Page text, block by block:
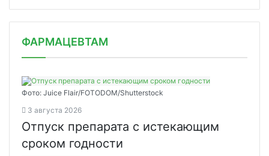
ФАРМАЦЕВТАМ
Фото: Juice Flair/FOTODOM/Shutterstoсk
3 августа 2026
Отпуск препарата с истекающим
сроком годности